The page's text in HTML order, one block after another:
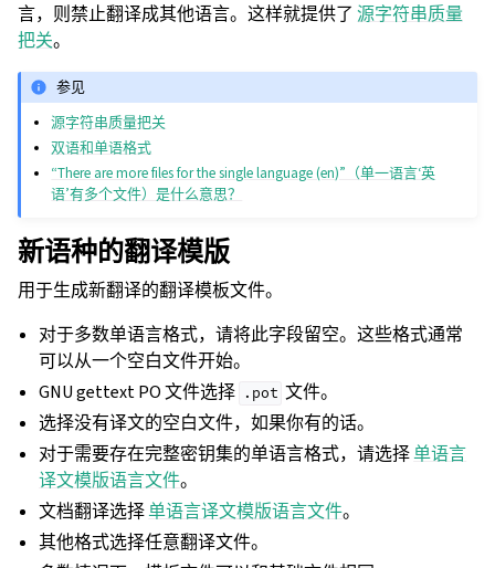
言，则禁止翻译成其他语言。这样就提供了 源字符串质量
把关。
参见
源字符串质量把关
双语和单语格式
“There are more files for the single language (en)”（单一语言‘英
语’有多个文件）是什么意思？
新语种的翻译模版
用于生成新翻译的翻译模板文件。
对于多数单语言格式，请将此字段留空。这些格式通常
可以从一个空白文件开始。
GNU gettext PO 文件选择 .pot 文件。
选择没有译文的空白文件，如果你有的话。
对于需要存在完整密钥集的单语言格式，请选择单语言
译文模版语言文件。
文档翻译选择单语言译文模版语言文件。
其他格式选择任意翻译文件。